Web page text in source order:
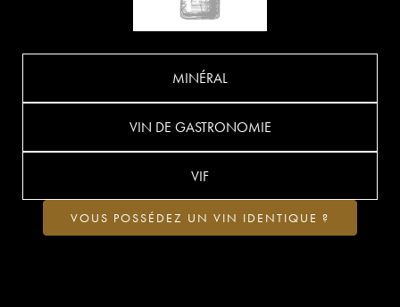
MINÉRAL
VIN DE GASTRONOMIE
VIF
VOUS POSSÉDEZ UN VIN IDENTIQUE ?